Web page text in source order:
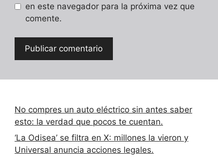
en este navegador para la próxima vez que
comente.
No compres un auto eléctrico sin antes saber
esto: la verdad que pocos te cuentan.
‘La Odisea’ se filtra en X: millones la vieron y
Universal anuncia acciones legales.